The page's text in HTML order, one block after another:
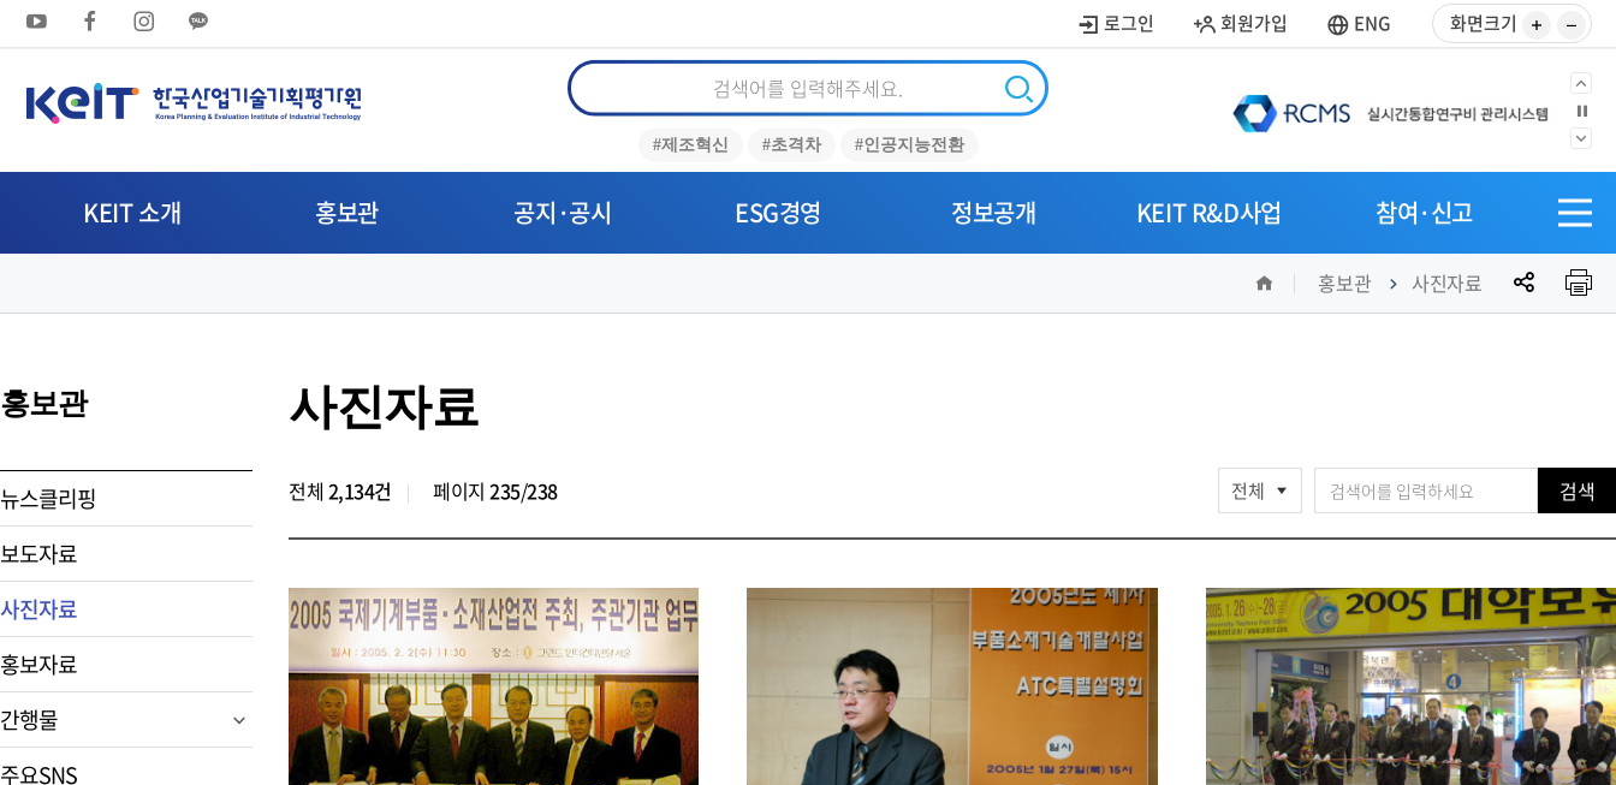
상
메
뉴
로그인 회원가입 ENG 화면크기
사
기
사
즈
줄
기
통
합
색
색
#제조혁신 #초격차 #인공지능전환
으
로음
으
KEIT 소개 홍보관 공지·공시 ESG경영 정보공개 KEIT R&D사업 참여·신고
전
체
메
뉴
홈 홍보관 사진자료
공
유
홍보관
뉴스클리핑
보도자료
사진자료
홍보자료
간행물
주요SNS
사진자료
검색
전체 2,134건 페이지 235/238